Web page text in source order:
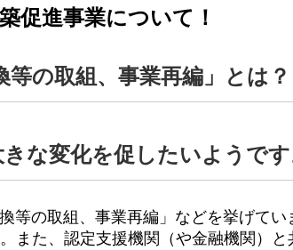
促進事業について！
の取組、事業再編」とは？
な変化を促したいようです
等の取組、事業再編」などを挙げて
また、認定支援機関（や金融機関）